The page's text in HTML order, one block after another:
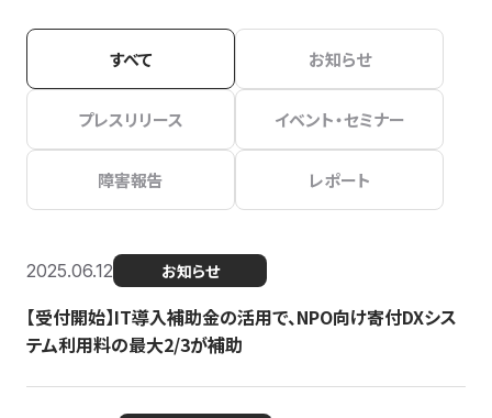
すべて お知らせ
プレスリリース イベント・セミナー
障害報告 レポート
2025.06.12 お知らせ
【受付開始】IT導入補助金の活用で、NPO向け寄付DXシス
テム利用料の最大2/3が補助